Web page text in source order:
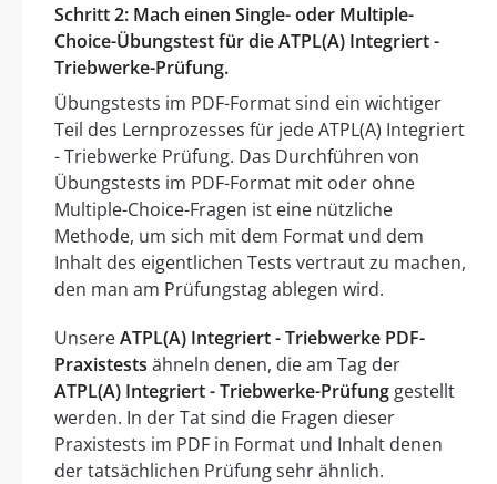
Schritt 2: Mach einen Single- oder Multiple-
Choice-Übungstest für die ATPL(A) Integriert -
Triebwerke-Prüfung.
Übungstests im PDF-Format sind ein wichtiger
Teil des Lernprozesses für jede ATPL(A) Integriert
- Triebwerke Prüfung. Das Durchführen von
Übungstests im PDF-Format mit oder ohne
Multiple-Choice-Fragen ist eine nützliche
Methode, um sich mit dem Format und dem
Inhalt des eigentlichen Tests vertraut zu machen,
den man am Prüfungstag ablegen wird.
UnsereATPL(A) Integriert - Triebwerke PDF-
Praxistests ähneln denen, die am Tag der
ATPL(A) Integriert - Triebwerke-Prüfung gestellt
werden. In der Tat sind die Fragen dieser
Praxistests im PDF in Format und Inhalt denen
der tatsächlichen Prüfung sehr ähnlich.